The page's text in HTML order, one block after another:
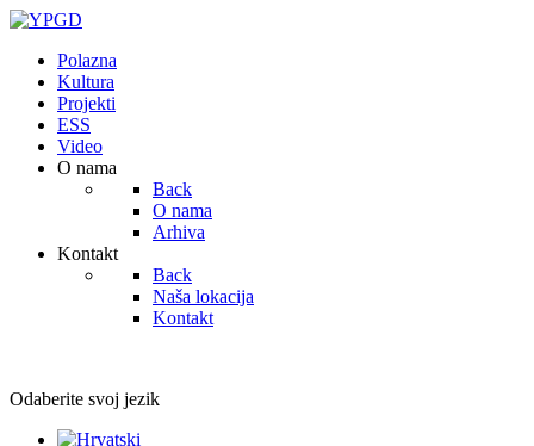
Polazna
Kultura
Projekti
ESS
Video
O nama
Back
O nama
Arhiva
Kontakt
Back
Naša lokacija
Kontakt
Odaberite svoj jezik